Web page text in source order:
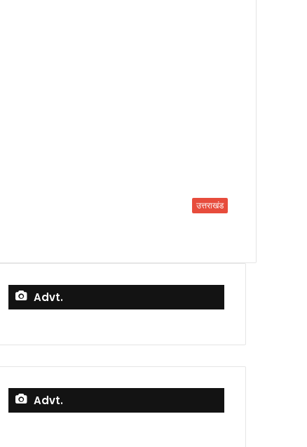
उत्तराखंड
Advt.
Advt.